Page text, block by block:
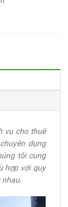
vụ cho thuê
dụng
tôi cung
hợp với quy